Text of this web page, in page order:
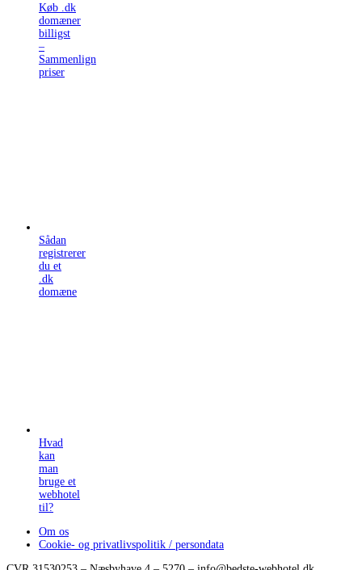
Køb .dk
domæner
billigst
–
Sammenlign
priser
Sådan
registrerer
du et
.dk
domæne
Hvad
kan
man
bruge et
webhotel
til?
Om os
Cookie- og privatlivspolitik / persondata